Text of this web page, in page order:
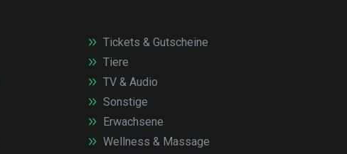
Tickets & Gutscheine
Tiere
TV & Audio
Sonstige
Erwachsene
Wellness & Massage